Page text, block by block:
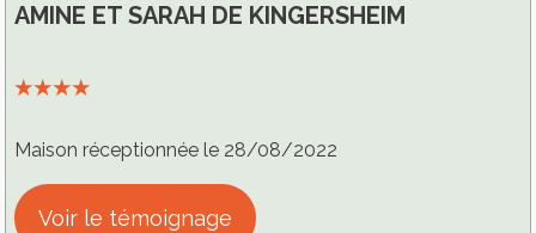
AMINE ET SARAH DE KINGERSHEIM
⭑⭑⭑⭑
Maison réceptionnée le 28/08/2022
Voir le témoignage